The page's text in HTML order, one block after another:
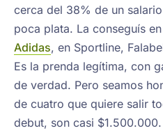
cerca del 38% de un
poca plata. La conseguís
Adidas, en Sportline,
Es la prenda legítima, con
de verdad. Pero seamos
de cuatro que quiere salir
debut, son casi